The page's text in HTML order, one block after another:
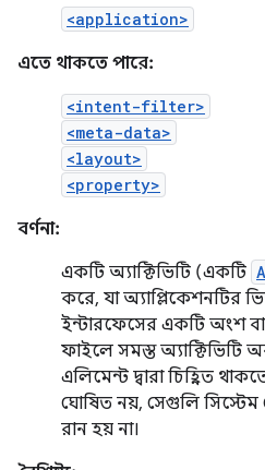
<application>
এতে থাকতে পারে:
<intent-filter>
<meta-data>
<layout>
<property>
বর্ণনা:
একটি অ্যাক্টিভিটি (একটি
করে, যা অ্যাপ্লিকেশনটির
ইন্টারফেসের একটি অংশ
ফাইলে সমস্ত অ্যাক্টিভিটি
এলিমেন্ট দ্বারা চিহ্নিত
ঘোষিত নয়, সেগুলি
রান হয় না।